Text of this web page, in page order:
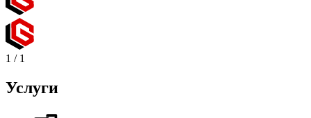
1 / 1
Услуги